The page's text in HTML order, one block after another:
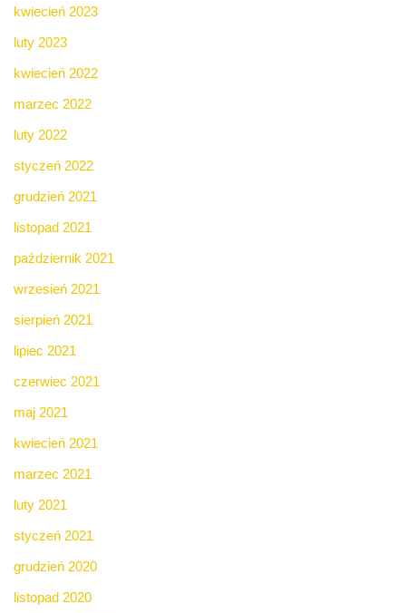
kwiecień 2023
luty 2023
kwiecień 2022
marzec 2022
luty 2022
styczeń 2022
grudzień 2021
listopad 2021
październik 2021
wrzesień 2021
sierpień 2021
lipiec 2021
czerwiec 2021
maj 2021
kwiecień 2021
marzec 2021
luty 2021
styczeń 2021
grudzień 2020
listopad 2020